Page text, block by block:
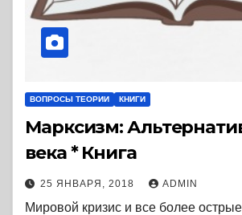
ВОПРОСЫ ТЕОРИИ КНИГИ
Марксизм:
века * Книга
25 ЯНВАРЯ, 2018 ADMIN
Мировой кризис и все более